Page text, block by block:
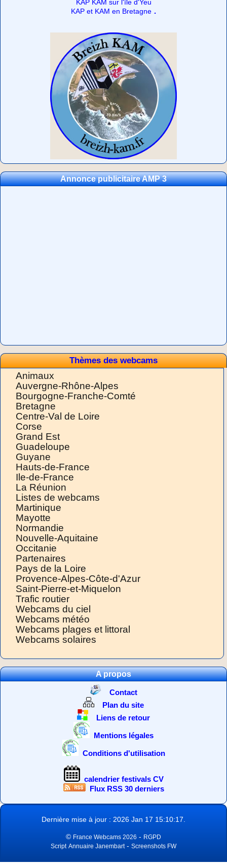
KAP KAM sur l'île d'Yeu
KAP et KAM en Bretagne .
Annonce publicitaire AMP 3
Thèmes des webcams
Animaux
Auvergne-Rhône-Alpes
Bourgogne-Franche-Comté
Bretagne
Centre-Val de Loire
Corse
Grand Est
Guadeloupe
Guyane
Hauts-de-France
Ile-de-France
La Réunion
Listes de webcams
Martinique
Mayotte
Normandie
Nouvelle-Aquitaine
Occitanie
Partenaires
Pays de la Loire
Provence-Alpes-Côte-d'Azur
Saint-Pierre-et-Miquelon
Trafic routier
Webcams du ciel
Webcams météo
Webcams plages et littoral
Webcams solaires
A propos
Contact
Plan du site
Liens de retour
Mentions légales
Conditions d'utilisation
calendrier festivals CV
Flux RSS 30 derniers
Dernière mise à jour : 2026 Jan 17 15:10:17.
© France Webcams 2026 - RGPD
Script Annuaire Janembart- Screenshots FW